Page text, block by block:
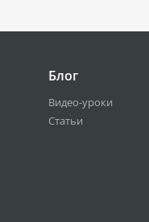
Блог
Видео-уроки
Статьи